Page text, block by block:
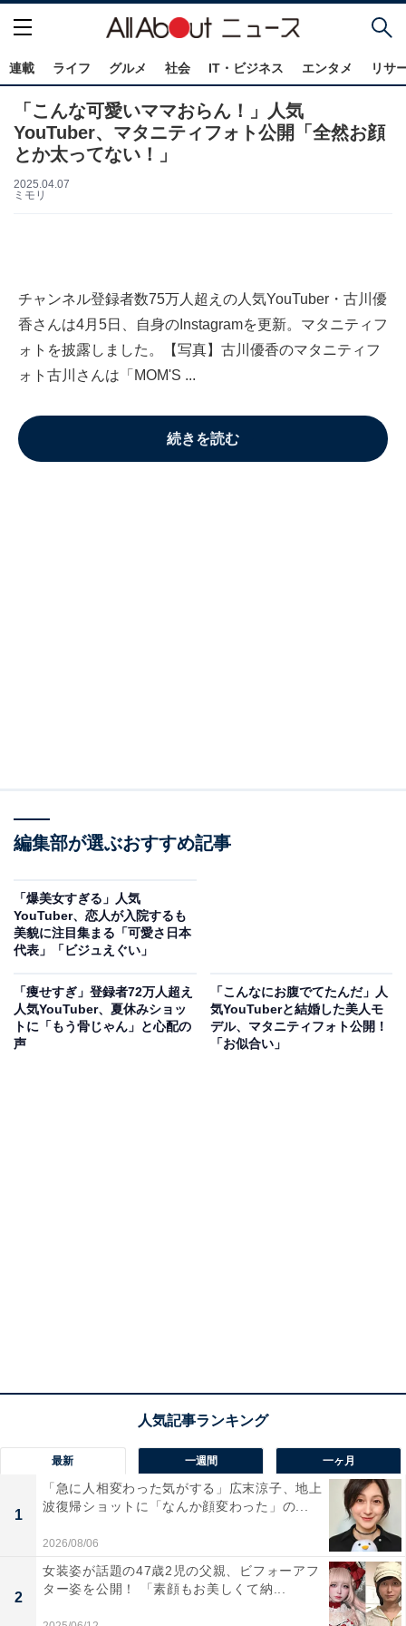
連載 ライフ グルメ 社会 IT・ビジネス エンタメ リサ
「こんな可愛いママおらん！」人気
YouTuber、マタニティフォト公開「全然お顔
とか太ってない！」
2025.04.07
ミモリ
チャンネル登録者数75万人超えの人気YouTuber・古川優
香さんは4月5日、自身のInstagramを更新。マタニティフ
ォトを披露しました。【写真】古川優香のマタニティフ
ォト古川さんは「MOM'S ...
続きを読む
編集部が選ぶおすすめ記事
「爆美女すぎる」人気
YouTuber、恋人が入院するも
美貌に注目集まる「可愛さ日本
代表」「ビジュえぐい」
「痩せすぎ」登録者72万人超え
人気YouTuber、夏休みショッ
トに「もう骨じゃん」と心配の
声
「こんなにお腹でてたんだ」人
気YouTuberと結婚した美人モ
デル、マタニティフォト公開！
「お似合い」
最新 一週間 一ヶ月
1
「急に人相変わった気がする」広末涼子、地上
波復帰ショットに「なんか顔変わった」の...
2026/08/06
2
女装姿が話題の47歳2児の父親、ビフォーアフ
ター姿を公開！ 「素顔もお美しくて納...